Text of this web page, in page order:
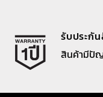
รับประกั
สินค้ามีปั